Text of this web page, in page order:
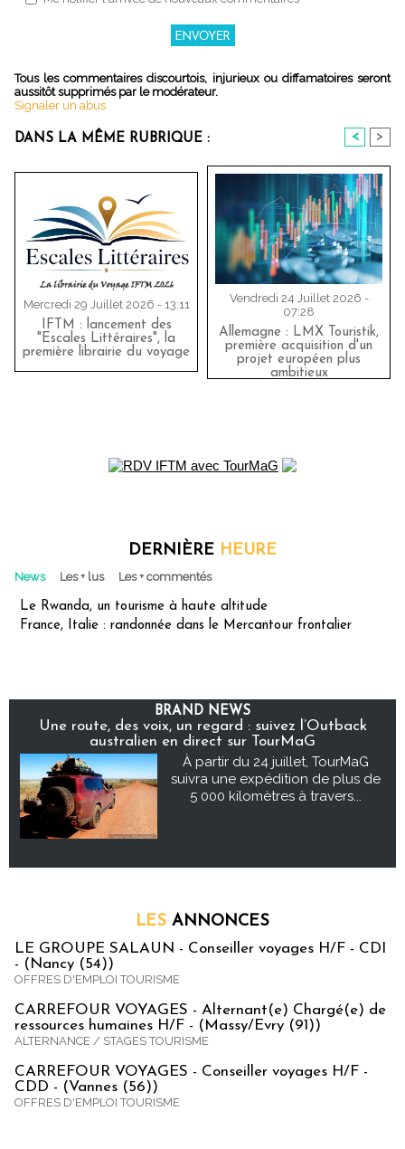
Tous les commentaires discourtois, injurieux ou diffamatoires seront
aussitôt supprimés par le modérateur.
Signaler un abus
DANS LA MÊME RUBRIQUE : < >
Mercredi 29 Juillet 2026 - 13:11
IFTM : lancement des
"Escales Littéraires", la
première librairie du voyage
Vendredi 24 Juillet 2026 -
07:28
Allemagne : LMX Touristik,
première acquisition d'un
projet européen plus
ambitieux
DERNIÈRE HEURE
News Les + lus Les + commentés
Le Rwanda, un tourisme à haute altitude
France, Italie : randonnée dans le Mercantour frontalier
BRAND NEWS
Une route, des voix, un regard : suivez l’Outback
australien en direct sur TourMaG
À partir du 24 juillet, TourMaG
suivra une expédition de plus de
5 000 kilomètres à travers...
LES ANNONCES
LE GROUPE SALAUN - Conseiller voyages H/F - CDI
- (Nancy (54))
OFFRES D'EMPLOI TOURISME
CARREFOUR VOYAGES - Alternant(e) Chargé(e) de
ressources humaines H/F - (Massy/Evry (91))
ALTERNANCE / STAGES TOURISME
CARREFOUR VOYAGES - Conseiller voyages H/F -
CDD - (Vannes (56))
OFFRES D'EMPLOI TOURISME